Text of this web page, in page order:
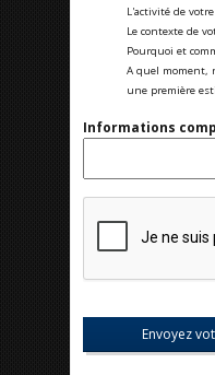
L'activité de
Le contexte de
Pourquoi et
A quel moment,
une première
Informations